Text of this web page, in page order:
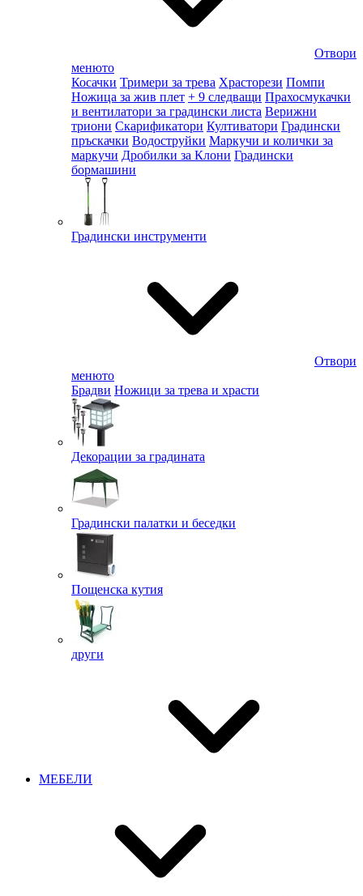
Отвори
менюто
Косачки Тримери за трева Храсторези Помпи
Ножица за жив плет + 9 следващи Прахосмукачки
и вентилатори за градински листа Верижни
триони Скарификатори Култиватори Градински
пръскачки Водоструйки Маркучи и колички за
маркучи Дробилки за Клони Градински
бормашини
Градински инструменти
Отвори
менюто
Брадви Ножици за трева и храсти
Декорации за градината
Градински палатки и беседки
Пощенска кутия
други
МЕБЕЛИ